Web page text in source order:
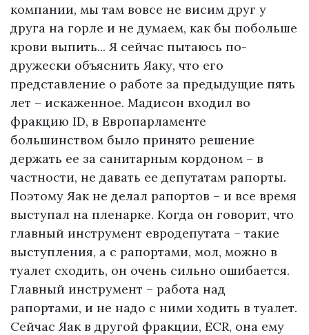
компании, мы там вовсе не висим друг у
друга на горле и не думаем, как бы побольше
крови выпить... Я сейчас пытаюсь по-
дружески объяснить Яаку, что его
представление о работе за предыдущие пять
лет – искаженное. Мадисон входил во
фракцию ID, в Европарламенте
большинством было принято решение
держать ее за санитарным кордоном – в
частности, не давать ее депутатам рапорты.
Поэтому Яак не делал рапортов – и все время
выступал на пленарке. Когда он говорит, что
главный инструмент евродепутата – такие
выступления, а с рапортами, мол, можно в
туалет сходить, он очень сильно ошибается.
Главный инструмент – работа над
рапортами, и не надо с ними ходить в туалет.
Сейчас Яак в другой фракции, ECR, она ему